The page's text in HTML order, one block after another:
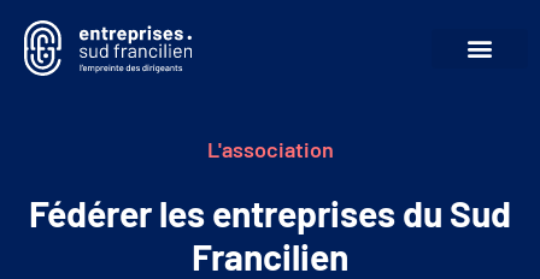
L'association
Fédérer les entreprises du Sud
Francilien